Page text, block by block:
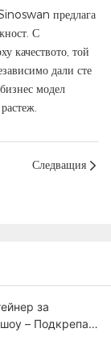
предлага
С
качеството, той
дали сте
модел
Следващия
за
– Подкрепа